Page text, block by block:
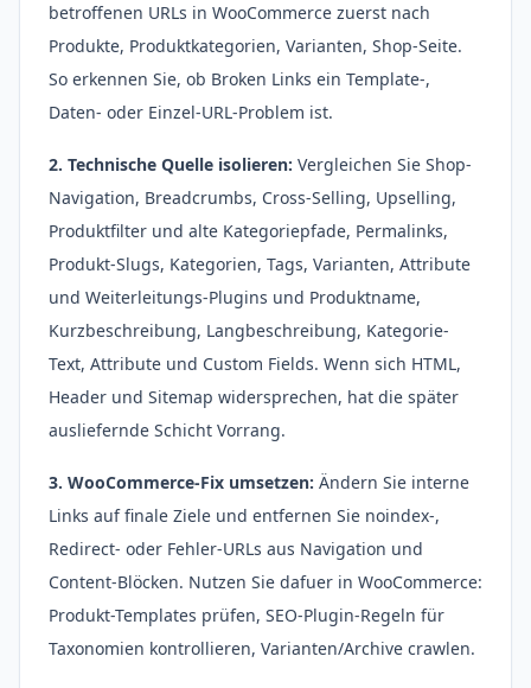
betroffenen URLs in WooCommerce zuerst nach
Produkte, Produktkategorien, Varianten, Shop-Seite.
So erkennen Sie, ob Broken Links ein Template-,
Daten- oder Einzel-URL-Problem ist.
2. Technische Quelle isolieren: Vergleichen Sie Shop-
Navigation, Breadcrumbs, Cross-Selling, Upselling,
Produktfilter und alte Kategoriepfade, Permalinks,
Produkt-Slugs, Kategorien, Tags, Varianten, Attribute
und Weiterleitungs-Plugins und Produktname,
Kurzbeschreibung, Langbeschreibung, Kategorie-
Text, Attribute und Custom Fields. Wenn sich HTML,
Header und Sitemap widersprechen, hat die später
ausliefernde Schicht Vorrang.
3. WooCommerce-Fix umsetzen: Ändern Sie interne
Links auf finale Ziele und entfernen Sie noindex-,
Redirect- oder Fehler-URLs aus Navigation und
Content-Blöcken. Nutzen Sie dafuer in WooCommerce:
Produkt-Templates prüfen, SEO-Plugin-Regeln für
Taxonomien kontrollieren, Varianten/Archive crawlen.